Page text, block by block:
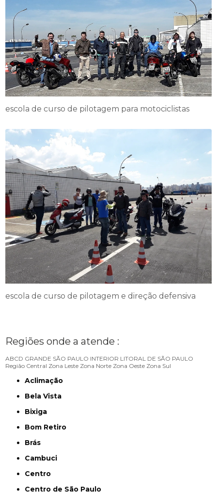
escola de curso de pilotagem para motociclistas
escola de curso de pilotagem e direção defensiva
Regiões onde a atende :
ABCD GRANDE SÃO PAULO INTERIOR LITORAL DE SÃO PAULO
Região Central Zona Leste Zona Norte Zona Oeste Zona Sul
Aclimação
Bela Vista
Bixiga
Bom Retiro
Brás
Cambuci
Centro
Centro de São Paulo